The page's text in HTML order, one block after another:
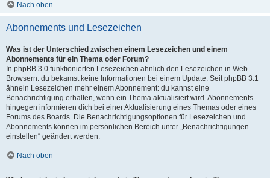
Nach oben
Abonnements und Lesezeichen
Was ist der Unterschied zwischen einem Lesezeichen und einem
Abonnements für ein Thema oder Forum?
In phpBB 3.0 funktionierten Lesezeichen ähnlich den Lesezeichen in Web-
Browsern: du bekamst keine Informationen bei einem Update. Seit phpBB 3.1
ähneln Lesezeichen mehr einem Abonnement: du kannst eine
Benachrichtigung erhalten, wenn ein Thema aktualisiert wird. Abonnements
hingegen informieren dich bei einer Aktualisierung eines Themas oder eines
Forums des Boards. Die Benachrichtigungsoptionen für Lesezeichen und
Abonnements können im persönlichen Bereich unter „Benachrichtigungen
einstellen“ geändert werden.
Nach oben